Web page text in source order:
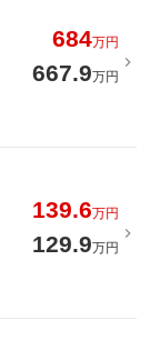
684万円
667.9万円
139.6万円
129.9万円